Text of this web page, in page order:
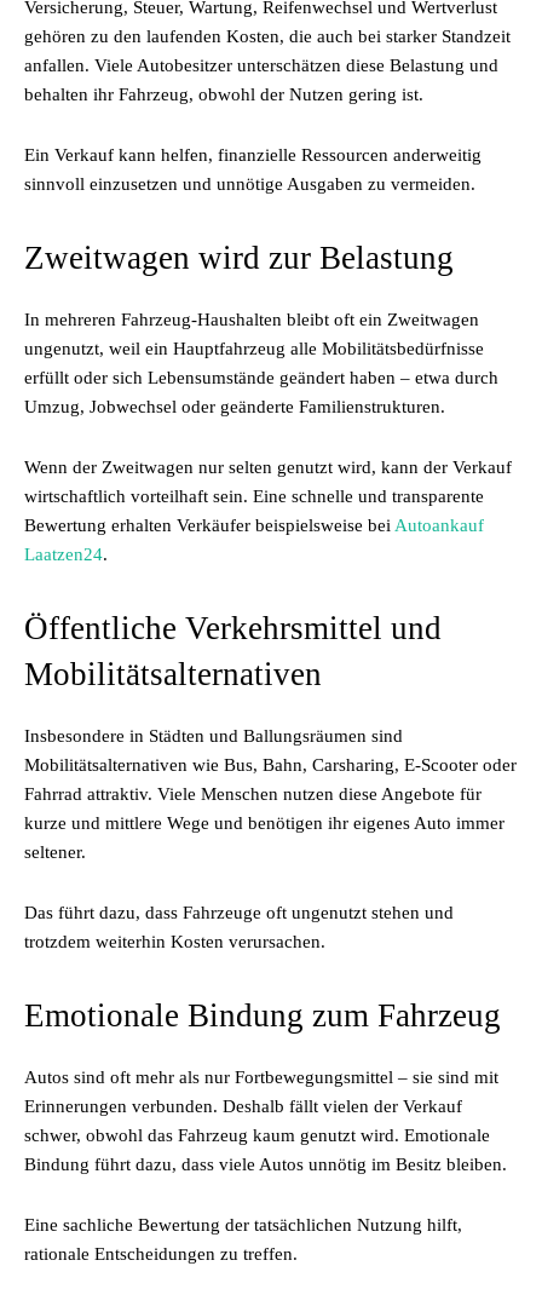
Versicherung, Steuer, Wartung, Reifenwechsel und Wertverlust
gehören zu den laufenden Kosten, die auch bei starker Standzeit
anfallen. Viele Autobesitzer unterschätzen diese Belastung und
behalten ihr Fahrzeug, obwohl der Nutzen gering ist.
Ein Verkauf kann helfen, finanzielle Ressourcen anderweitig
sinnvoll einzusetzen und unnötige Ausgaben zu vermeiden.
Zweitwagen wird zur Belastung
In mehreren Fahrzeug-Haushalten bleibt oft ein Zweitwagen
ungenutzt, weil ein Hauptfahrzeug alle Mobilitätsbedürfnisse
erfüllt oder sich Lebensumstände geändert haben – etwa durch
Umzug, Jobwechsel oder geänderte Familienstrukturen.
Wenn der Zweitwagen nur selten genutzt wird, kann der Verkauf
wirtschaftlich vorteilhaft sein. Eine schnelle und transparente
Bewertung erhalten Verkäufer beispielsweise bei Autoankauf
Laatzen24.
Öffentliche Verkehrsmittel und
Mobilitätsalternativen
Insbesondere in Städten und Ballungsräumen sind
Mobilitätsalternativen wie Bus, Bahn, Carsharing, E-Scooter oder
Fahrrad attraktiv. Viele Menschen nutzen diese Angebote für
kurze und mittlere Wege und benötigen ihr eigenes Auto immer
seltener.
Das führt dazu, dass Fahrzeuge oft ungenutzt stehen und
trotzdem weiterhin Kosten verursachen.
Emotionale Bindung zum Fahrzeug
Autos sind oft mehr als nur Fortbewegungsmittel – sie sind mit
Erinnerungen verbunden. Deshalb fällt vielen der Verkauf
schwer, obwohl das Fahrzeug kaum genutzt wird. Emotionale
Bindung führt dazu, dass viele Autos unnötig im Besitz bleiben.
Eine sachliche Bewertung der tatsächlichen Nutzung hilft,
rationale Entscheidungen zu treffen.